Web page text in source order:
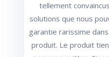
tellement
solutions que nous
garantie rarissime
produit. Le produit